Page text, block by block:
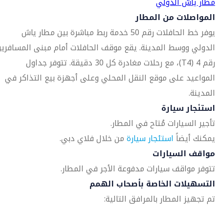
المواصلات من المطار
يوفر خط الحافلات رقم 50 خدمة ربط مباشرة بين مطار ياش
الدولي ووسط المدينة. يقع موقف الحافلات أمام مبنى
رقم 4 (T4)، مع رحلات مغادرة كل 30 دقيقة. تتوفر جداول
المواعيد على موقع النقل المحلي وعلى أجهزة بيع التذاكر في
المدينة.
استئجار سيارة
تأجير السيارات مُتاح في المطار.
يمكنك أيضاًاستئجار سيارةمن خلال فلاي دبي.
مواقف السيارات
تتوفر مواقف سيارات مدفوعة الأجر في المطار.
التسهيلات الخاصة بأصحاب الهمم
تم تجهيز المطار بالمرافق التالية: